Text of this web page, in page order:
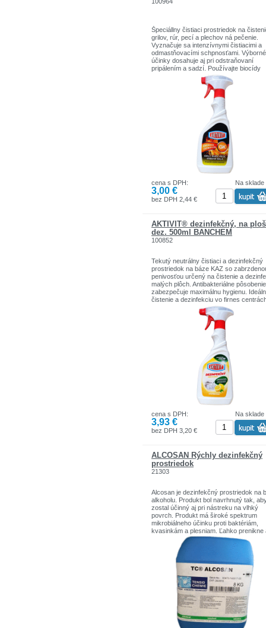
Špeciállny čistiaci prostriedok na
grilov, rúr, pecí a plechov ná pečenie.
Vyznačuje sa intenzívnymi čistiacimi a
odmastňovacími schpnosťami. Výborné
účinky dosahuje aj pri odstraňovaní
pripálením a sadzí. Používajte biocídy
bezpečným spôsobom. Pred použitím
vždy prečítajte etiketu a informácie o
Na sklade
cena s DPH:
3,00 €
bez DPH 2,44 €
AKTIVIT® dezinfekčný, na
dez. 500ml BANCHEM
100852
Tekutý neutrálny čistiaci a dezinfekčný
prostriedok na báze KAZ so
penivosťou určený na čistenie a
malých plôch. Antibakteriálne pôsobenie
zabezpečuje maximálnu hygienu.
čistenie a dezinfekciu vo firnes
reštauráciách a iných priestoroch s
koncetráciou ľudí (stoly, stoličky, stroje,
zariadenia). Používajte biocídy
spôsobom. Pred použitím si vždy
etiketu a informácie o výrobku.
BIO/928/D/08/2/CCHLP
Na sklade
cena s DPH:
3,93 €
bez DPH 3,20 €
ALCOSAN Rýchly dezinfekčný
prostriedok
21303
Alcosan je dezinfekčný prostriedok na
alkoholu. Produkt bol navrhnutý tak,
zostal účinný aj pri nástreku na vlhký
povrch. Produkt má široké spektrum
mikrobiálneho účinku proti baktériám,
kvasinkám a plesniam. Ľahko prenikne
mikroskopických trhlín, zárezov.
sa hlavne na plniace a uzatváracie
zariadenia, na spojovacie časti
Používa sa aj v potravinárskom
na dezinfekciu pracovných stolov,
nárezových strojov atď.
Doba aplikácie je 1-10 minút.
Nepenivá kvapalina. Pri používaní si
chráňte oči a pokožku!
Balenie má 8 kg